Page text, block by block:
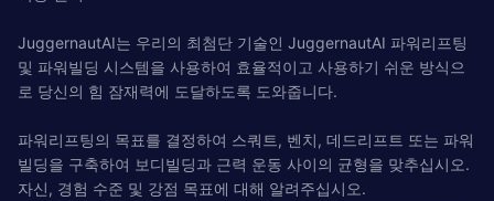
JuggernautAI는 우리의 최첨단 기술인 JuggernautAI 파워리프팅
및 파워빌딩 시스템을 사용하여 효율적이고 사용하기 쉬운 방식으
로 당신의 힘 잠재력에 도달하도록 도와줍니다.
파워리프팅의 목표를 결정하여 스쿼트, 벤치, 데드리프트 또는 파워
빌딩을 구축하여 보디빌딩과 근력 운동 사이의 균형을 맞추십시오.
자신, 경험 수준 및 강점 목표에 대해 알려주십시오.